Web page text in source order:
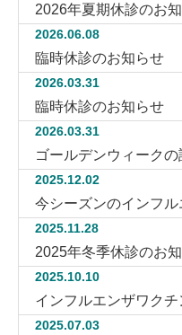
2026年夏期休診のお
2026.06.08
臨時休診のお知らせ
2026.03.31
臨時休診のお知らせ
2026.03.31
ゴールデンウィーク
2025.12.02
今シーズンのインフ
2025.11.28
2025年冬季休診のお
2025.10.10
インフルエンザワク
2025.07.03